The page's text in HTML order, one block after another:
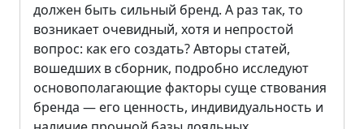
должен быть сильный бренд. А раз так, то
возникает очевидный, хотя и непростой
вопрос: как его создать? Авторы статей,
вошедших в сборник, подробно исследуют
основополагающие факторы суще ствования
бренда — его ценность, индивидуальность и